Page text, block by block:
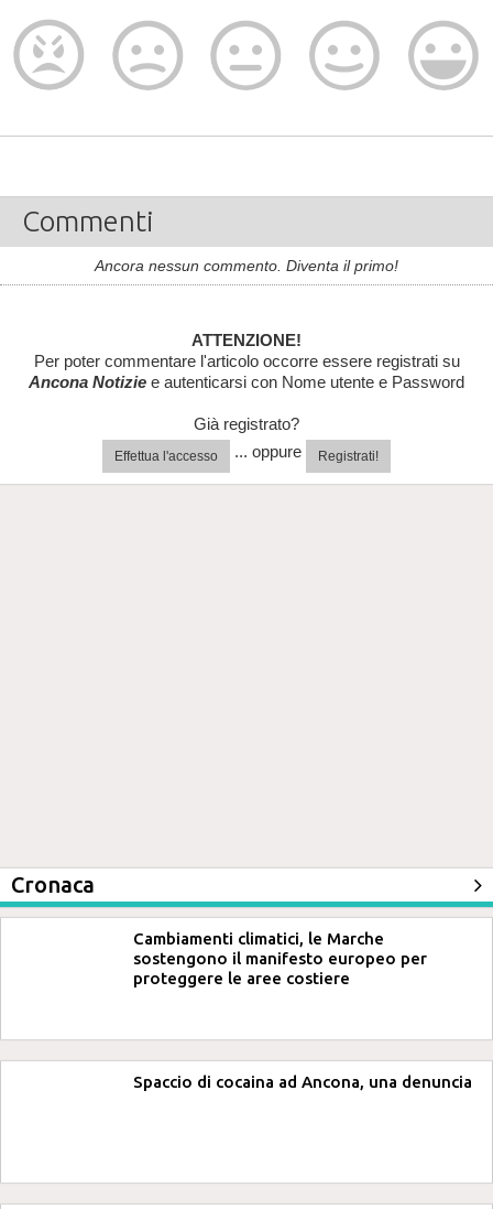
Commenti
Ancora nessun commento. Diventa il primo!
ATTENZIONE!
Per poter commentare l'articolo occorre essere registrati su
Ancona Notizie e autenticarsi con Nome utente e Password
Già registrato?
Effettua l'accesso ... oppure Registrati!
Cronaca
Cambiamenti climatici, le Marche
sostengono il manifesto europeo per
proteggere le aree costiere
Spaccio di cocaina ad Ancona, una denuncia